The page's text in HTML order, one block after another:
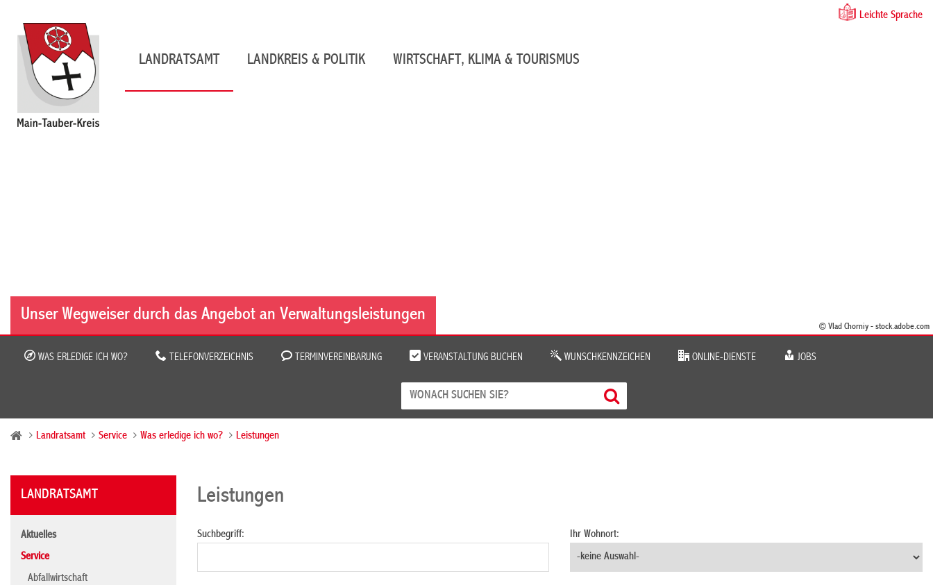
Leichte Sprache
LANDRATSAMT LANDKREIS & POLITIK WIRTSCHAFT, KLIMA & TOURISMUS
Unser Wegweiser durch das Angebot an Verwaltungsleistungen
© Vlad Chorniy - stock.adobe.com
WAS ERLEDIGE ICH WO? TELEFONVERZEICHNIS TERMINVEREINBARUNG VERANSTALTUNG BUCHEN WUNSCHKENNZEICHEN ONLINE-DIENSTE JOBS
Landratsamt Service Was erledige ich wo? Leistungen
LANDRATSAMT
Aktuelles
Service
Abfallwirtschaft
Leistungen
Suchbegriff: Ihr Wohnort: